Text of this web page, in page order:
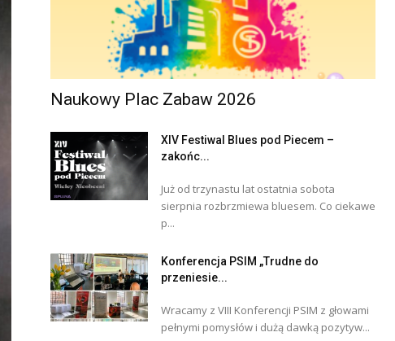
Naukowy Plac Zabaw 2026
XIV Festiwal Blues pod Piecem –
zakońc...
Już od trzynastu lat ostatnia sobota
sierpnia rozbrzmiewa bluesem. Co ciekawe
p...
Konferencja PSIM „Trudne do
przeniesie...
Wracamy z VIII Konferencji PSIM z głowami
pełnymi pomysłów i dużą dawką pozytyw...